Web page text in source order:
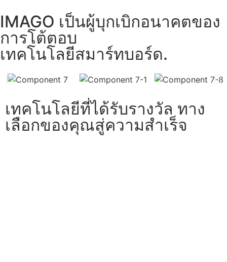
IMAGO เป็นผู้บุกเบิกอนาคตของ
การโต้ตอบ
เทคโนโลยีสมาร์ทบอร์ด.
เทคโนโลยีที่ได้รับรางวัล ทาง
เลือกของคุณสู่ความสำเร็จ